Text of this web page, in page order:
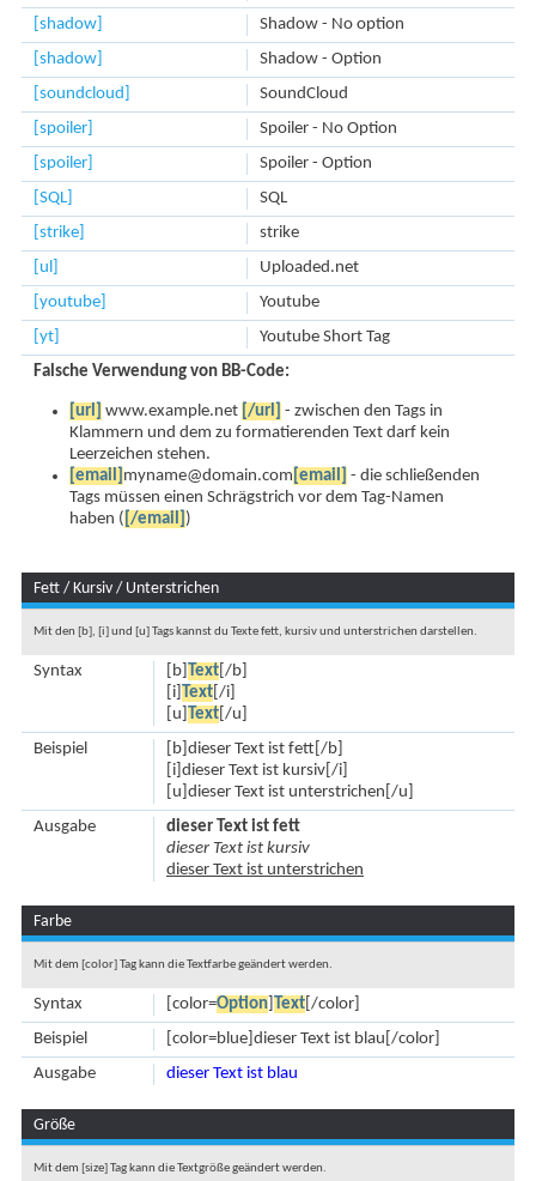
Shadow - No option
[shadow]
Shadow - Option
[shadow]
SoundCloud
[soundcloud]
Spoiler - No Option
[spoiler]
Spoiler - Option
[spoiler]
SQL
[SQL]
strike
[strike]
Uploaded.net
[ul]
Youtube
[youtube]
Youtube Short Tag
[yt]
Falsche Verwendung von BB-Code:
[url] www.example.net [/url] - zwischen den Tags in
Klammern und dem zu formatierenden Text darf kein
Leerzeichen stehen.
[email] myname@domain.com [email] - die schließenden
Tags müssen einen Schrägstrich vor dem Tag-Namen
haben ( [/email] )
Fett / Kursiv / Unterstrichen
Mit den [b], [i] und [u] Tags kannst du Texte fett, kursiv und unterstrichen darstellen.
[b] Text[/b]
[i] Text[/i]
[u] Text[/u]
Syntax
[b]dieser Text ist fett[/b]
[i]dieser Text ist kursiv[/i]
[u]dieser Text ist unterstrichen[/u]
Beispiel
dieser Text ist fett
dieser Text ist kursiv
dieser Text ist unterstrichen
Ausgabe
Farbe
Mit dem [color] Tag kann die Textfarbe geändert werden.
[color=Option] Text[/color]
Syntax
[color=blue]dieser Text ist blau[/color]
Beispiel
dieser Text ist blau
Ausgabe
Größe
Mit dem [size] Tag kann die Textgröße geändert werden.